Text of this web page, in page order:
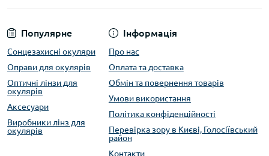
Популярне
Сонцезахисні окуляри
Оправи для окулярів
Оптичні лінзи для
окулярів
Аксесуари
Виробники лінз для
окулярів
Інформація
Про нас
Оплата та доставка
Обмін та повернення товарів
Умови використання
Політика конфіденційності
Перевірка зору в Києві, Голосіївський
район
Контакти